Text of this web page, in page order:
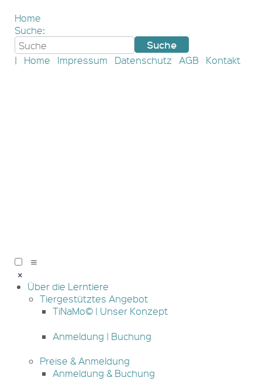
Home
Suche:
| Home Impressum Datenschutz AGB Kontakt
Über die Lerntiere
Tiergestütztes Angebot
TiNaMo© | Unser Konzept
Anmeldung | Buchung
Preise & Anmeldung
Anmeldung & Buchung